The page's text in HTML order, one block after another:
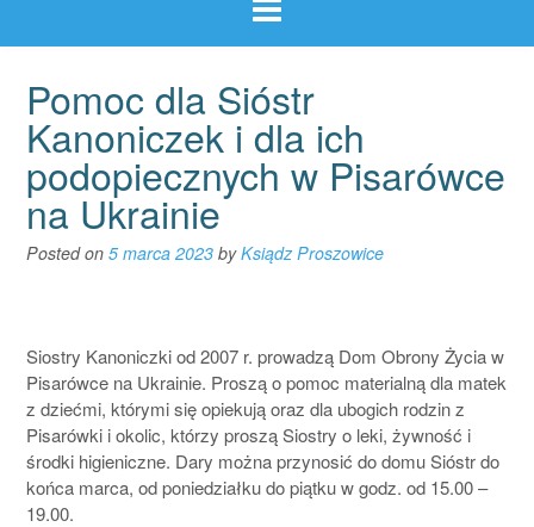
Pomoc dla Sióstr
Kanoniczek i dla ich
podopiecznych w Pisarówce
na Ukrainie
Posted on 5 marca 2023 byKsiądz Proszowice
Siostry Kanoniczki od 2007 r. prowadzą Dom Obrony Życia w
Pisarówce na Ukrainie. Proszą o pomoc materialną dla matek
z dziećmi, którymi się opiekują oraz dla ubogich rodzin z
Pisarówki i okolic, którzy proszą Siostry o leki, żywność i
środki higieniczne. Dary można przynosić do domu Sióstr do
końca marca, od poniedziałku do piątku w godz. od 15.00 –
19.00.